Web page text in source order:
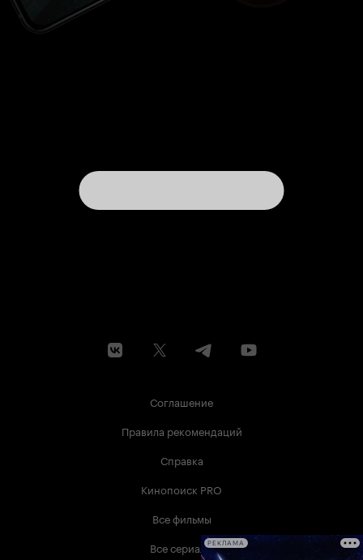
Соглашение
Правила рекомендаций
Справка
Кинопоиск PRO
Все фильмы
Все сериалыРЕКЛАМА